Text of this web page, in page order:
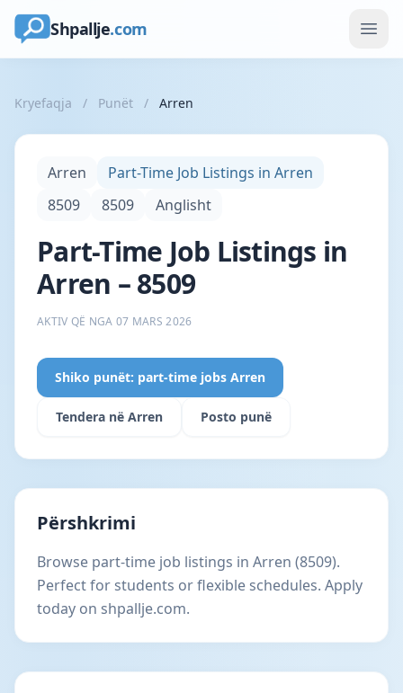
Shpallje.com
Kryefaqja / Punët / Arren
Arren
Part-Time Job Listings in Arren
8509
8509 Anglisht
Part-Time Job Listings in
Arren – 8509
AKTIV QË NGA 07 MARS 2026
Shiko punët: part-time jobs Arren
Tendera në Arren Posto punë
Përshkrimi
Browse part-time job listings in Arren (8509).
Perfect for students or flexible schedules. Apply
today on shpallje.com.